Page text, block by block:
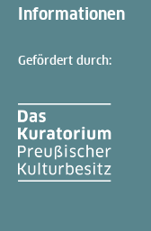
Informationen
Gefördert durch: